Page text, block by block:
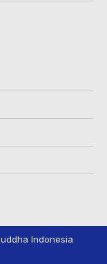
Indonesia